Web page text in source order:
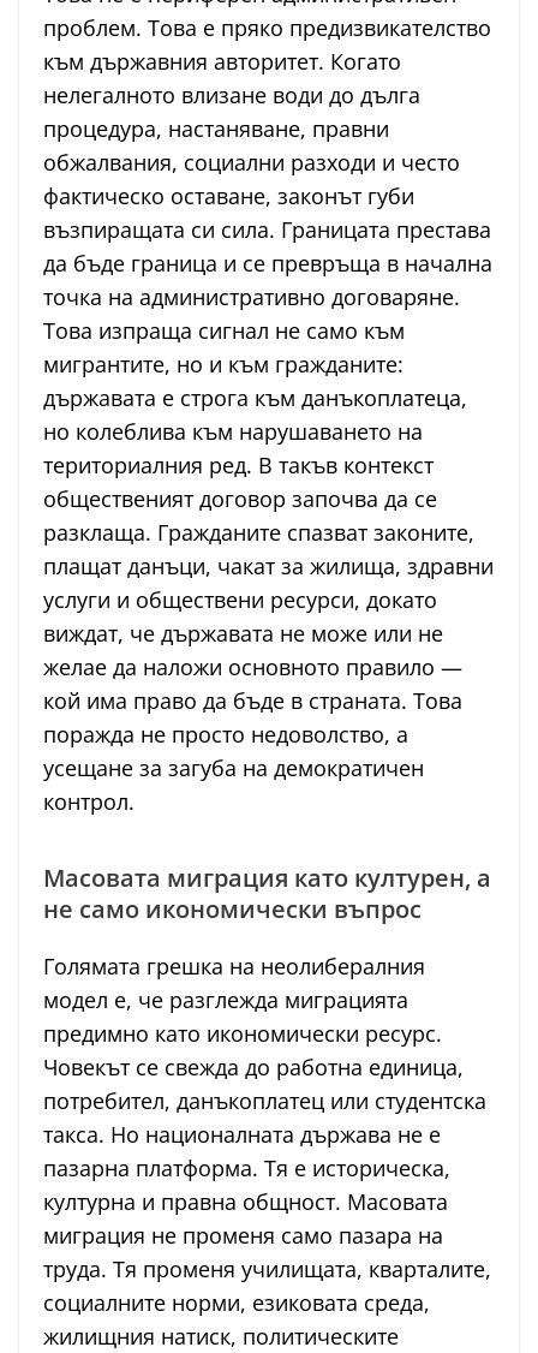
проблем. Това е пряко предизвикателство
към държавния авторитет. Когато
нелегалното влизане води до дълга
процедура, настаняване, правни
обжалвания, социални разходи и често
фактическо оставане, законът губи
възпиращата си сила. Границата престава
да бъде граница и се превръща в начална
точка на административно договаряне.
Това изпраща сигнал не само към
мигрантите, но и към гражданите:
държавата е строга към данъкоплатеца,
но колеблива към нарушаването на
териториалния ред. В такъв контекст
общественият договор започва да се
разклаща. Гражданите спазват законите,
плащат данъци, чакат за жилища, здравни
услуги и обществени ресурси, докато
виждат, че държавата не може или не
желае да наложи основното правило —
кой има право да бъде в страната. Това
поражда не просто недоволство, а
усещане за загуба на демократичен
контрол.
Масовата миграция като културен, а
не само икономически въпрос
Голямата грешка на неолибералния
модел е, че разглежда миграцията
предимно като икономически ресурс.
Човекът се свежда до работна единица,
потребител, данъкоплатец или студентска
такса. Но националната държава не е
пазарна платформа. Тя е историческа,
културна и правна общност. Масовата
миграция не променя само пазара на
труда. Тя променя училищата, кварталите,
социалните норми, езиковата среда,
жилищния натиск, политическите